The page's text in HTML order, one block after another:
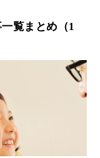
覧まとめ（1